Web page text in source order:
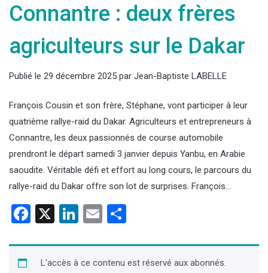
Connantre : deux frères
agriculteurs sur le Dakar
Publié le 29 décembre 2025 par Jean-Baptiste LABELLE
François Cousin et son frère, Stéphane, vont participer à leur
quatrième rallye-raid du Dakar. Agriculteurs et entrepreneurs à
Connantre, les deux passionnés de course automobile
prendront le départ samedi 3 janvier depuis Yanbu, en Arabie
saoudite. Véritable défi et effort au long cours, le parcours du
rallye-raid du Dakar offre son lot de surprises. François…
Facebook
X LinkedIn
Email
L'accès à ce contenu est réservé aux abonnés.